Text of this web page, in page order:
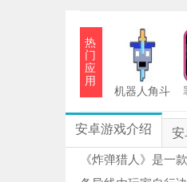
热
门
应
用
机器人角斗
安卓游戏介绍 安
《炸弹猎人》是一